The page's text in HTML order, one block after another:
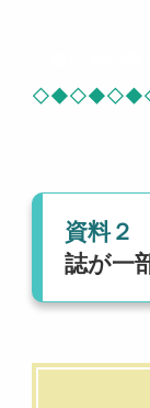
資料２
誌が一